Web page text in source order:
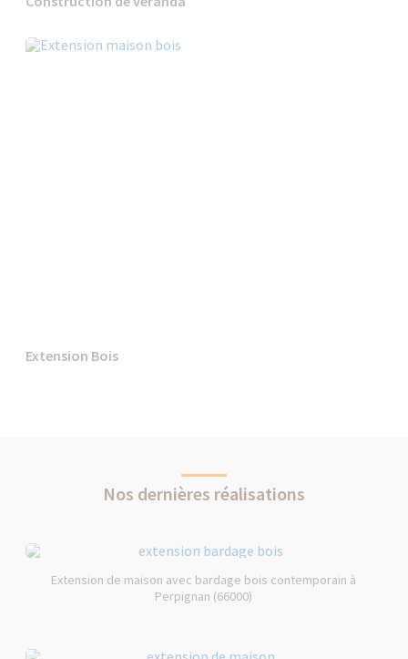
Extension Bois
Nos dernières réalisations
Extension de maison avec bardage bois contemporain à
Perpignan (66000)